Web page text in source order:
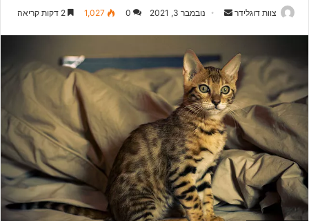
צוות דוגלידר
d
a
n
e
m
a
i
נובמבר 3, 2021 0
1,027